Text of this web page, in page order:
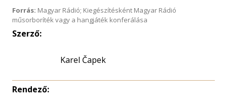
Forrás: Magyar Rádió; Kiegészítésként Magyar Rádió
műsorboríték vagy a hangjáték konferálása
Szerző:
Karel Čapek
Rendező: